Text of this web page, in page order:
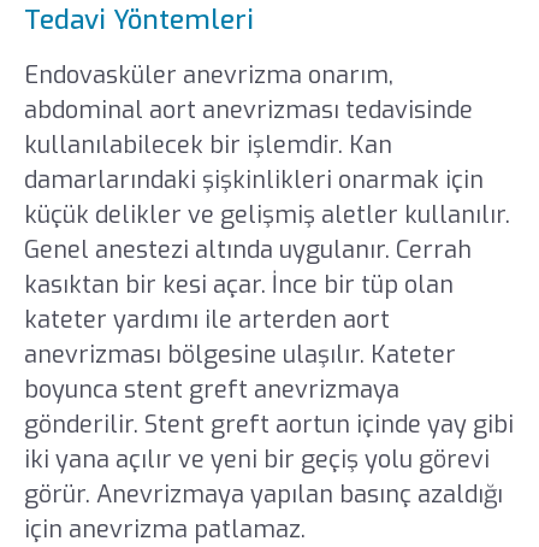
Tedavi Yöntemleri
Endovasküler anevrizma onarım,
abdominal aort anevrizması tedavisinde
kullanılabilecek bir işlemdir. Kan
damarlarındaki şişkinlikleri onarmak için
küçük delikler ve gelişmiş aletler kullanılır.
Genel anestezi altında uygulanır. Cerrah
kasıktan bir kesi açar. İnce bir tüp olan
kateter yardımı ile arterden aort
anevrizması bölgesine ulaşılır. Kateter
boyunca stent greft anevrizmaya
gönderilir. Stent greft aortun içinde yay gibi
iki yana açılır ve yeni bir geçiş yolu görevi
görür. Anevrizmaya yapılan basınç azaldığı
için anevrizma patlamaz.